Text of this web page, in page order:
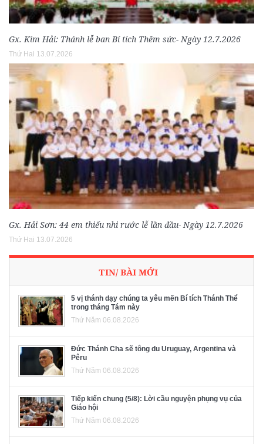
Gx. Kim Hải: Thánh lễ ban Bí tích Thêm sức- Ngày 12.7.2026
Thứ Hai 13.07.2026
Gx. Hải Sơn: 44 em thiếu nhi rước lễ lần đầu- Ngày 12.7.2026
Thứ Hai 13.07.2026
TIN/ BÀI MỚI
5 vị thánh dạy chúng ta yêu mến Bí tích Thánh Thể
trong tháng Tám này
Thứ Năm 06.08.2026
Đức Thánh Cha sẽ tông du Uruguay, Argentina và
Pêru
Thứ Năm 06.08.2026
Tiếp kiến chung (5/8): Lời cầu nguyện phụng vụ của
Giáo hội
Thứ Năm 06.08.2026